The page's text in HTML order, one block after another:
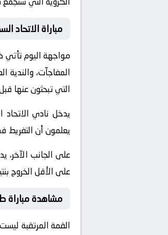
مباراة الاتحاد
مواجهة اليوم تأتي
المفاجآت، والندية
التي تبحثون عنها
يدخل نادي الاتحاد
يعلمون أن
على الجانب الآخر،
على الأقل الخروج
مشاهدة مباراة
القمة المرتقبة